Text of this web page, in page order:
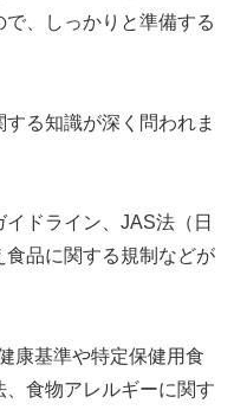
、しっかりと準備する
る知識が深く問われま
ドライン、JAS法（日
品に関する規制などが
康基準や特定保健用食
食物アレルギーに関す